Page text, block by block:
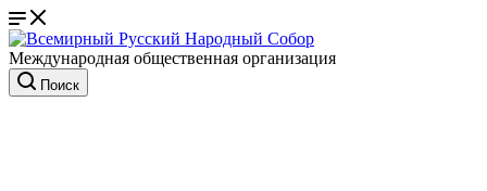
Международная общественная организация
Поиск